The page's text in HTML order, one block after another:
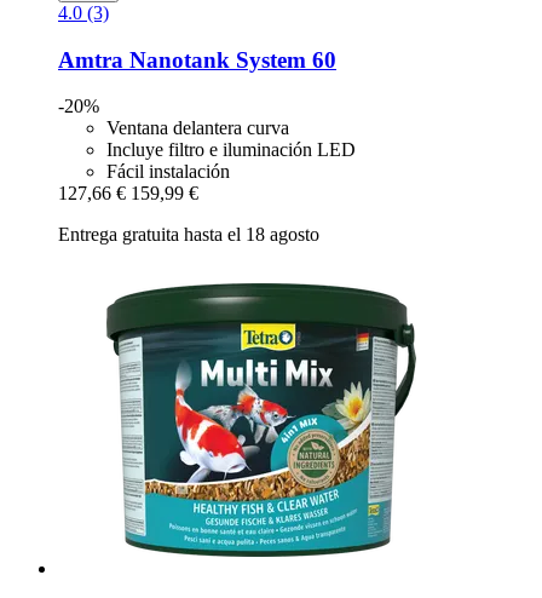
4.0 (3)
Amtra Nanotank System 60
-20%
Ventana delantera curva
Incluye filtro e iluminación LED
Fácil instalación
127,66 € 159,99 €
Entrega gratuita hasta el 18 agosto